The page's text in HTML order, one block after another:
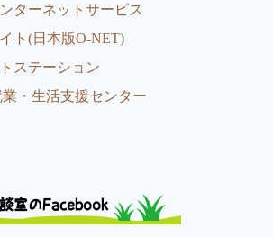
ターネットサービス
ト(日本版O-NET)
ステーション
・生活支援センター
室のFacebook